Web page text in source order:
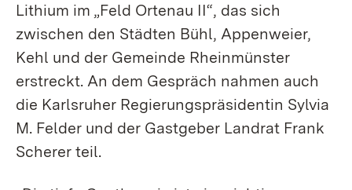
Lithium im „Feld Ortenau II“, das sich
zwischen den Städten Bühl, Appenweier,
Kehl und der Gemeinde Rheinmünster
erstreckt. An dem Gespräch nahmen auch
die Karlsruher Regierungs­präsidentin Sylvia
M. Felder und der Gastgeber Landrat Frank
Scherer teil.